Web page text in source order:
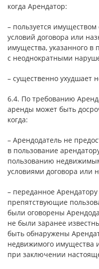
когда Арендатор:
– пользуется
условий договора или
имущества, указанного в
с неоднократными
– существенно ухудшает
6.4. По требованию
аренды может быть
когда:
– Арендодатель не
в пользование
пользованию
условиями договора или
– переданное
препятствующие
были оговорены
не были заранее
быть обнаружены
недвижимого имущества
при заключении